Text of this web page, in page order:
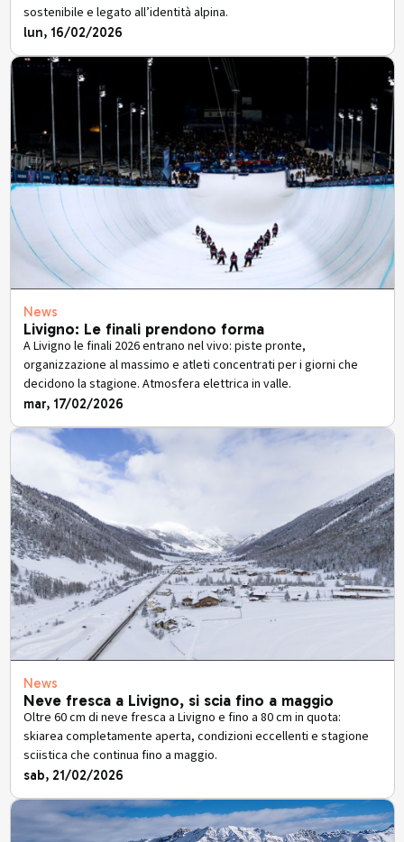
sostenibile e legato all’identità alpina.
lun, 16/02/2026
News
Livigno: Le finali prendono forma
A Livigno le finali 2026 entrano nel vivo: piste pronte,
organizzazione al massimo e atleti concentrati per i giorni che
decidono la stagione. Atmosfera elettrica in valle.
mar, 17/02/2026
News
Neve fresca a Livigno, si scia fino a maggio
Oltre 60 cm di neve fresca a Livigno e fino a 80 cm in quota:
skiarea completamente aperta, condizioni eccellenti e stagione
sciistica che continua fino a maggio.
sab, 21/02/2026